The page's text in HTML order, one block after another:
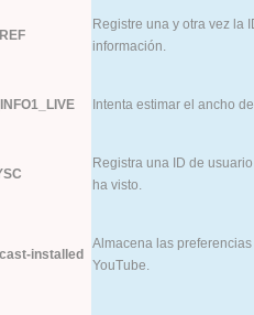
Registre una y otra vez la
información.
Intenta estimar el ancho
Registra una ID de
ha visto.
installed
Almacena las
YouTube.